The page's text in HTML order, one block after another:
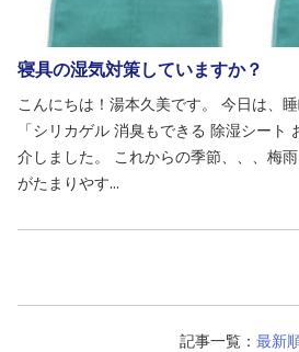
寝具の湿気対策していますか？
こんにちは！湯本久美です。 今日は、
「シリカゲル 消臭もできる 除湿シート
介しました。 これからの季節、、、梅
がたまりやす...
記事一覧： 最新